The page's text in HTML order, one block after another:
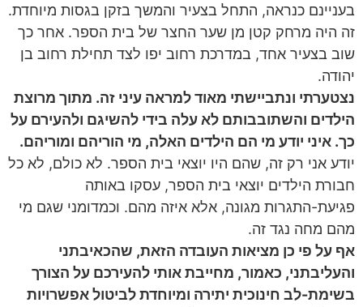
בעניינם כנראה, התחל בצעיר והמשך בזקן בגסות מיוחדת.
זה היה מרחק קטן מן שער החצר של בית הספר. אחר כך
שוב בצעיר אחד, במדרכת רחוב יפו לצד תחילת רחוב בן
יהודה.
נצטערתי ונתביישתי מאוד למראה עיני זה. מתוך מרוצת
הילדים והשתובבותם לא עלה בידי להשיגם ולהעירם על
כך. איני יודע מי הם הילדים האלה, מי הוריהם ומוריהם.
יודע אני רק זה, שהם היו יוצאי בית הספר. לא כולם, לא כל
חבורת הילדים יוצאי בית הספר, עסקו באותה
פגיעת-התגרות מגונה, אלא איזה מהם. וכמדומני שגם מי
מהם מחה נגד זה.
אף על פי כן מציאות העובדה הזאת, שהכאיבתני
והעליבתני, כאמור, מחייבת אותי להעירכם על הצורך
בשימת-לב חינוכית יתירה ומיוחדת לביטול אפשרויות